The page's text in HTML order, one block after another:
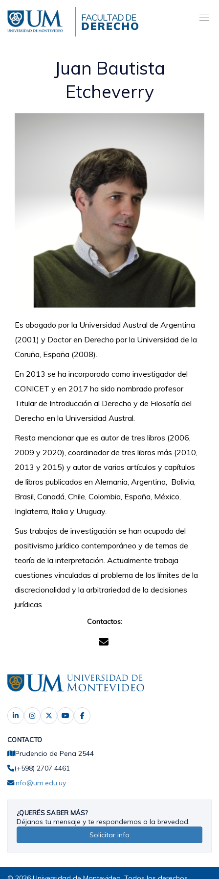
contenido
principal
Juan Bautista
Etcheverry
Es abogado por la Universidad Austral de Argentina
(2001) y Doctor en Derecho por la Universidad de la
Coruña, España (2008).
En 2013 se ha incorporado como investigador del
CONICET y en 2017 ha sido nombrado profesor
Titular de Introducción al Derecho y de Filosofía del
Derecho en la Universidad Austral.
Resta mencionar que es autor de tres libros (2006,
2009 y 2020), coordinador de tres libros más (2010,
2013 y 2015) y autor de varios artículos y capítulos
de libros publicados en Alemania, Argentina, Bolivia,
Brasil, Canadá, Chile, Colombia, España, México,
Inglaterra, Italia y Uruguay.
Sus trabajos de investigación se han ocupado del
positivismo jurídico contemporáneo y de temas de
teoría de la interpretación. Actualmente trabaja
cuestiones vinculadas al problema de los límites de la
discrecionalidad y la arbitrariedad de la decisiones
jurídicas.
Contactos:
CONTACTO
Prudencio de Pena 2544
(+598) 2707 4461
info@um.edu.uy
¿QUERÉS SABER MÁS?
Déjanos tu mensaje y te respondemos a la brevedad.
Solicitar info